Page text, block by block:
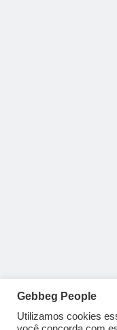
Gebbeg People
Utilizamos cookies